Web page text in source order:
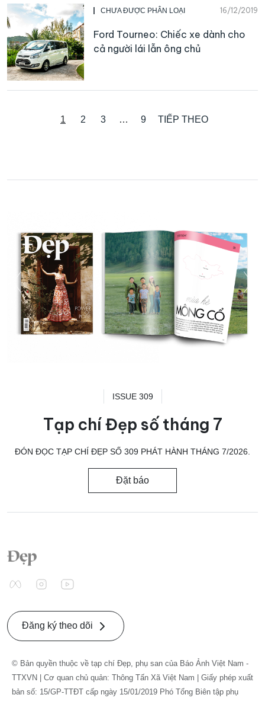
CHƯA ĐƯỢC PHÂN LOẠI 16/12/2019
Ford Tourneo: Chiếc xe dành cho
cả người lái lẫn ông chủ
1 2 3 … 9 TIẾP THEO
ISSUE 309
Tạp chí Đẹp số tháng 7
ĐÓN ĐỌC TẠP CHÍ ĐẸP SỐ 309 PHÁT HÀNH THÁNG 7/2026.
Đặt báo
Đăng ký theo dõi
© Bản quyền thuộc về tạp chí Đẹp, phụ san của Báo Ảnh Việt Nam -
TTXVN | Cơ quan chủ quản: Thông Tấn Xã Việt Nam | Giấy phép xuất
bản số: 15/GP-TTĐT cấp ngày 15/01/2019 Phó Tổng Biên tập phụ